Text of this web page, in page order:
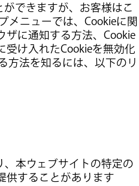
できますが、お客様はこ
メニューでは、Cookieに関
ザに通知する方法、Cookie
け入れたCookieを無効化
方法を知るには、以下のリ
本ウェブサイトの特定の
供することがあります